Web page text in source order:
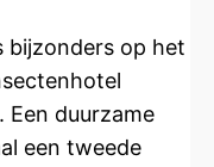
bijzonders op het
Een duurzame
een tweede